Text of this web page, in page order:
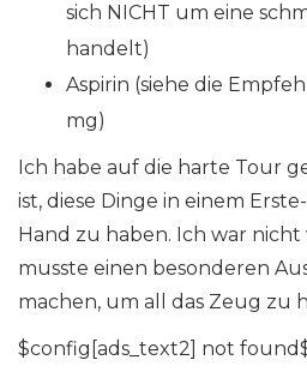
sich NICHT um eine
handelt)
Aspirin (siehe die
mg)
Ich habe auf die harte Tour
ist, diese Dinge in einem
Hand zu haben. Ich war
musste einen besonderen
machen, um all das Zeug zu
$config[ads_text2] not